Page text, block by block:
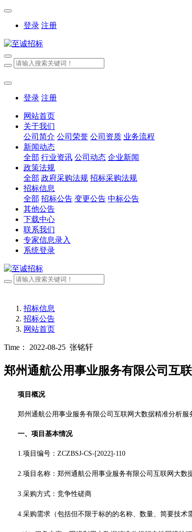
登录 注册
登录 注册
网站首页
关于我们
公司简介 公司荣誉 公司资质 业务流程
新闻动态
全部 行业资讯 公司动态 企业新闻
政策法规
全部 政府采购法规 招标采购法规
招标信息
全部 招标公告 变更公告 中标公告
其他公告
下载中心
联系我们
专家信息录入
系统登录
招标信息
招标公告
网站首页
Time： 2022-08-25 张铭轩
郑州通航公用事业服务有限公司互
项目概况
郑州通航公用事业服务有限公司互联网大数据精准分析服
一、项目基本情况
1.项目编号： ZCZBSJ-CS-[2022]-110
2.项目名称：郑州通航公用事业服务有限公司互联网大数
3.采购方式：竞争性磋商
4.采购需求（包括但不限于标的的名称、数量、简要技术